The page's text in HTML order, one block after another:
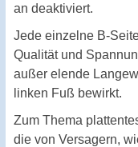
an deaktiviert.
Jede einzelne B-
Qualität und
außer elende
linken Fuß bewirkt.
Zum Thema
die von Versagern,